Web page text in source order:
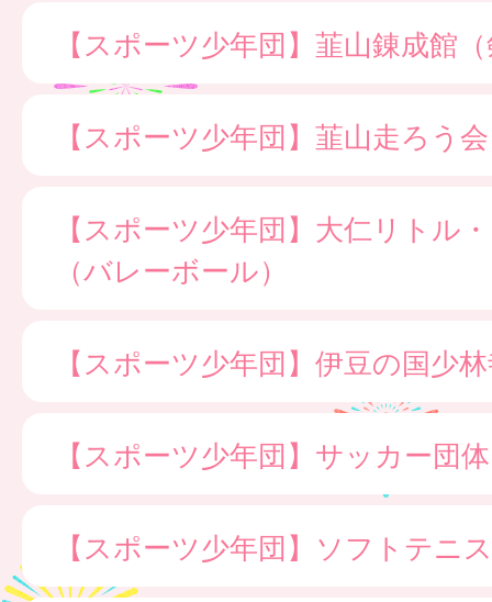
【スポーツ少年団】韮山錬成館
【スポーツ少年団】韮山走ろう
【スポーツ少年団】大仁リトル
（バレーボール）
【スポーツ少年団】伊豆の国少
【スポーツ少年団】サッカー団体
【スポーツ少年団】ソフトテニ